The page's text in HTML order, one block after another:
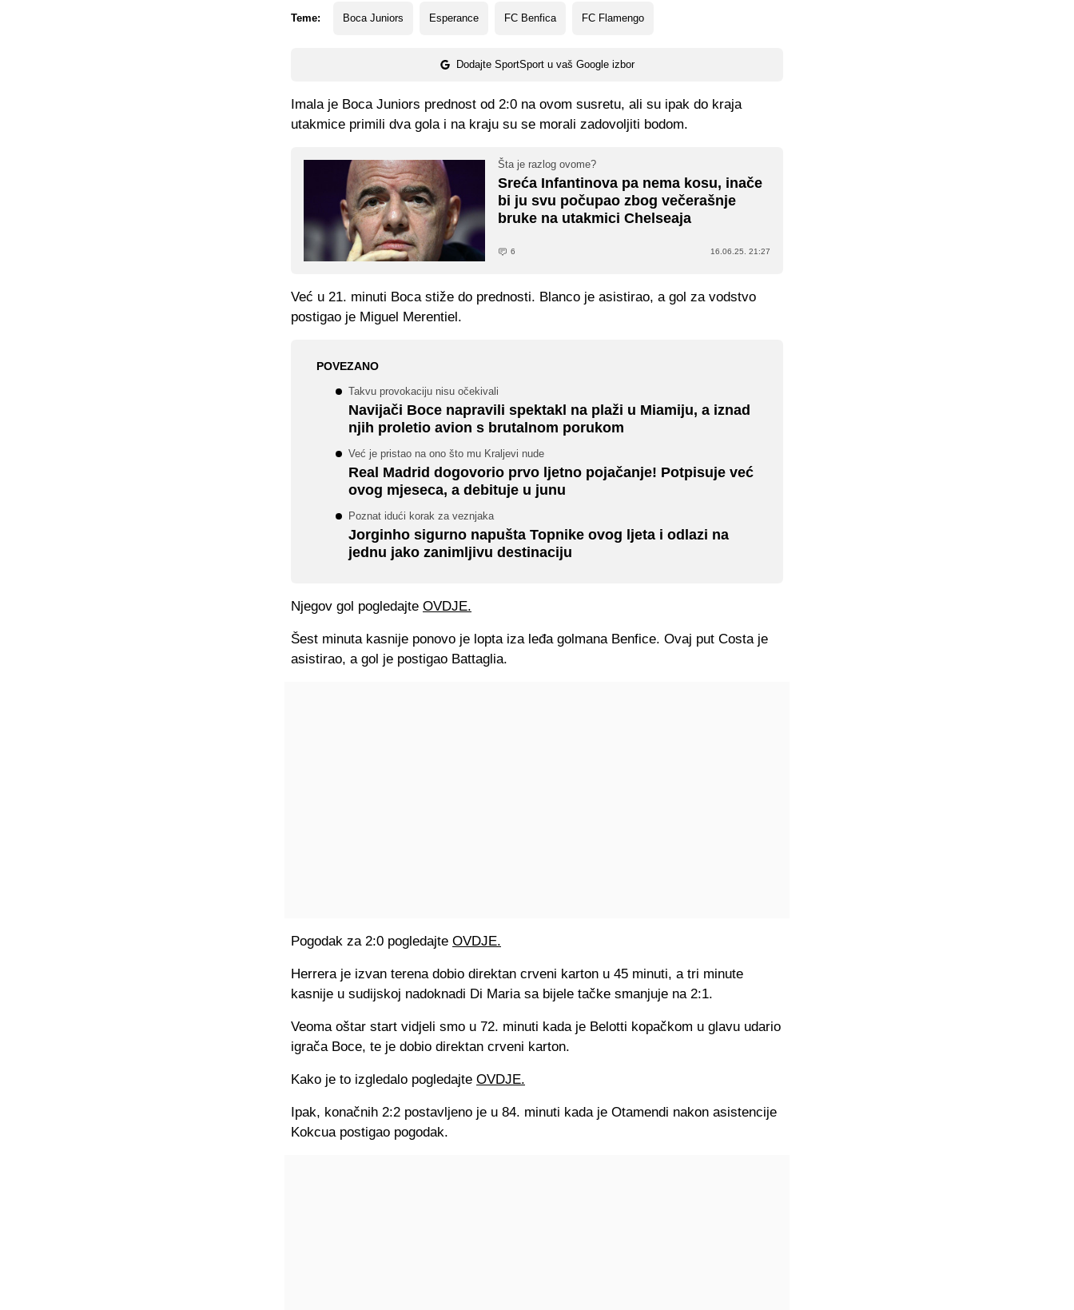
Teme: Boca Juniors Esperance FC Benfica FC Flamengo
Dodajte SportSport u vaš Google izbor
Imala je Boca Juniors prednost od 2:0 na ovom susretu, ali su ipak do kraja
utakmice primili dva gola i na kraju su se morali zadovoljiti bodom.
Šta je razlog ovome?
Sreća Infantinova pa nema kosu, inače
bi ju svu počupao zbog večerašnje
bruke na utakmici Chelseaja
6 16.06.25. 21:27
Već u 21. minuti Boca stiže do prednosti. Blanco je asistirao, a gol za vodstvo
postigao je Miguel Merentiel.
POVEZANO
Takvu provokaciju nisu očekivali
Navijači Boce napravili spektakl na plaži u Miamiju, a iznad
njih proletio avion s brutalnom porukom
Već je pristao na ono što mu Kraljevi nude
Real Madrid dogovorio prvo ljetno pojačanje! Potpisuje već
ovog mjeseca, a debituje u junu
Poznat idući korak za veznjaka
Jorginho sigurno napušta Topnike ovog ljeta i odlazi na
jednu jako zanimljivu destinaciju
Njegov gol pogledajte OVDJE.
Šest minuta kasnije ponovo je lopta iza leđa golmana Benfice. Ovaj put Costa je
asistirao, a gol je postigao Battaglia.
Pogodak za 2:0 pogledajte OVDJE.
Herrera je izvan terena dobio direktan crveni karton u 45 minuti, a tri minute
kasnije u sudijskoj nadoknadi Di Maria sa bijele tačke smanjuje na 2:1.
Veoma oštar start vidjeli smo u 72. minuti kada je Belotti kopačkom u glavu udario
igrača Boce, te je dobio direktan crveni karton.
Kako je to izgledalo pogledajte OVDJE.
Ipak, konačnih 2:2 postavljeno je u 84. minuti kada je Otamendi nakon asistencije
Kokcua postigao pogodak.